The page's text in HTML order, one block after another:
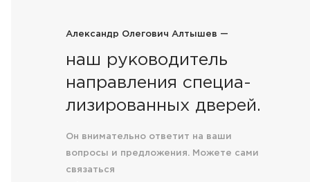
наш руководитель
направления специа-
лизированных дверей.
Он внимательно ответит на ваши
вопросы и предложения. Можете сами
связаться
Александр Олегович Алтышев —